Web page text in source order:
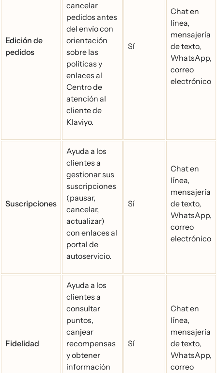
Edición de
pedidos
cancelar
pedidos antes
del envío con
orientación
sobre las
políticas y
enlaces al
Centro de
atención al
cliente de
Klaviyo.
Sí
Chat en
línea,
mensajería
de texto,
WhatsApp,
correo
electrónico
Suscripciones
Ayuda a los
clientes a
gestionar sus
suscripciones
(pausar,
cancelar,
actualizar)
con enlaces al
portal de
autoservicio.
Sí
Chat en
línea,
mensajería
de texto,
WhatsApp,
correo
electrónico
Fidelidad
Ayuda a los
clientes a
consultar
puntos,
canjear
recompensas
y obtener
información
Sí
Chat en
línea,
mensajería
de texto,
WhatsApp,
correo